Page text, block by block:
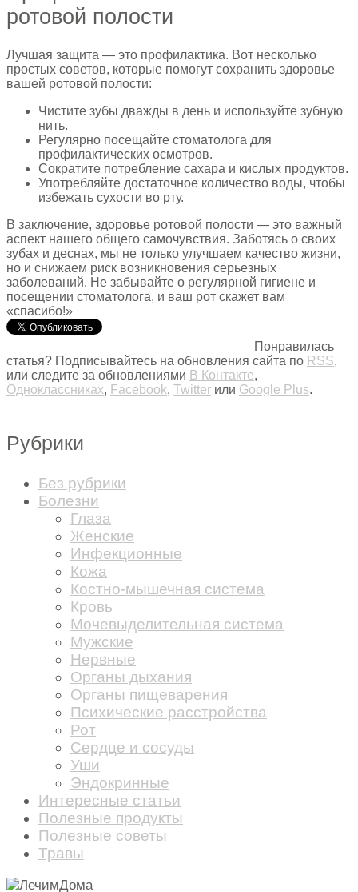
ротовой полости
Лучшая защита — это профилактика. Вот несколько
простых советов, которые помогут сохранить здоровье
вашей ротовой полости:
Чистите зубы дважды в день и используйте зубную
нить.
Регулярно посещайте стоматолога для
профилактических осмотров.
Сократите потребление сахара и кислых продуктов.
Употребляйте достаточное количество воды, чтобы
избежать сухости во рту.
В заключение, здоровье ротовой полости — это важный
аспект нашего общего самочувствия. Заботясь о своих
зубах и деснах, мы не только улучшаем качество жизни,
но и снижаем риск возникновения серьезных
заболеваний. Не забывайте о регулярной гигиене и
посещении стоматолога, и ваш рот скажет вам
«спасибо!»
Понравилась
статья? Подписывайтесь на обновления сайта по RSS,
или следите за обновлениями В Контакте,
Одноклассниках, Facebook, Twitter или Google Plus.
Рубрики
Без рубрики
Болезни
Глаза
Женские
Инфекционные
Кожа
Костно-мышечная система
Кровь
Мочевыделительная система
Мужские
Нервные
Органы дыхания
Органы пищеварения
Психические расстройства
Рот
Сердце и сосуды
Уши
Эндокринные
Интересные статьи
Полезные продукты
Полезные советы
Травы